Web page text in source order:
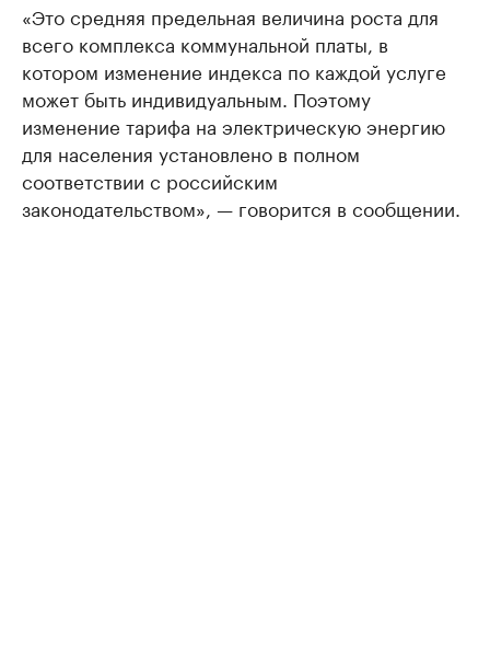
«Это средняя предельная величина роста для
всего комплекса коммунальной платы, в
котором изменение индекса по каждой услуге
может быть индивидуальным. Поэтому
изменение тарифа на электрическую энергию
для населения установлено в полном
соответствии с российским
законодательством», — говорится в сообщении.